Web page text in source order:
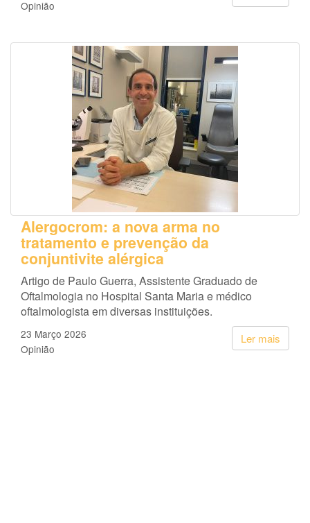
Opinião
Alergocrom: a nova arma no
tratamento e prevenção da
conjuntivite alérgica
Artigo de Paulo Guerra, Assistente Graduado de
Oftalmologia no Hospital Santa Maria e médico
oftalmologista em diversas instituições.
Ler mais
23 Março 2026
Opinião